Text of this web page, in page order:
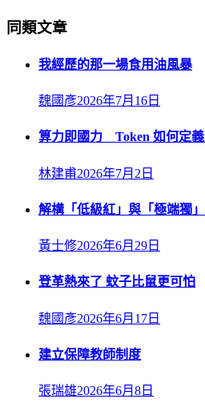
同類文章
我經歷的那一場食用油風暴
魏國彥2026年7月16日
算力即國力 Token 如何定
林建甫2026年7月2日
解構「低級紅」與「極端獨
黃士修2026年6月29日
登革熱來了 蚊子比鼠更可怕
魏國彥2026年6月17日
建立保障教師制度
張瑞雄2026年6月8日